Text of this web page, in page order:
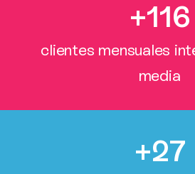
clientes mensuales
media
+116
+27